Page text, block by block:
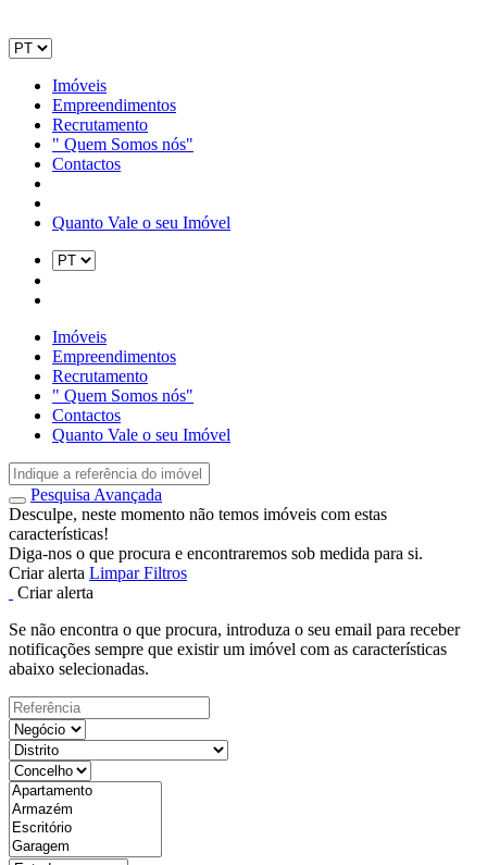
Imóveis
Empreendimentos
Recrutamento
" Quem Somos nós"
Contactos
Quanto Vale o seu Imóvel
Imóveis
Empreendimentos
Recrutamento
" Quem Somos nós"
Contactos
Quanto Vale o seu Imóvel
Pesquisa Avançada
Desculpe, neste momento não temos imóveis com estas
características!
Diga-nos o que procura e encontraremos sob medida para si.
Criar alerta Limpar Filtros
Criar alerta
Se não encontra o que procura, introduza o seu email para receber
notificações sempre que existir um imóvel com as características
abaixo selecionadas.